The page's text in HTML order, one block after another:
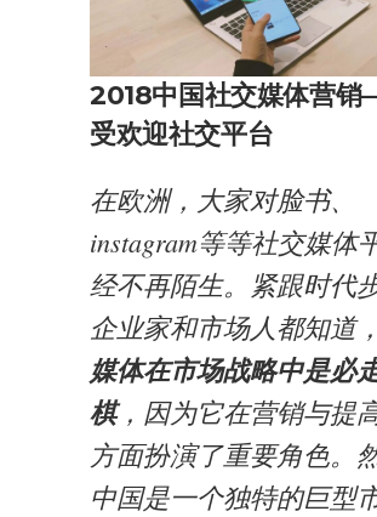
2018中国社交媒体营
受欢迎社交平台
在欧洲，大家对脸书、
instagram等等社交媒体
经不再陌生。紧跟时代
企业家和市场人都知道，
媒体在市场战略中是必
棋，因为它在营销与提
方面扮演了重要角色。
中国是一个独特的巨型